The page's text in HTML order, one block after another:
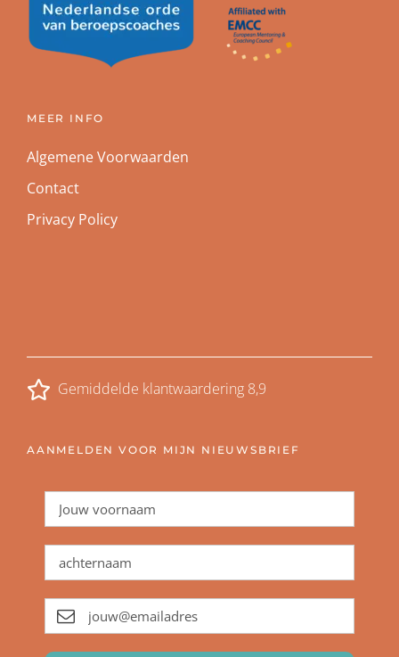
MEER INFO
Algemene Voorwaarden
Contact
Privacy Policy
Gemiddelde klantwaardering 8,9
AANMELDEN VOOR MIJN NIEUWSBRIEF